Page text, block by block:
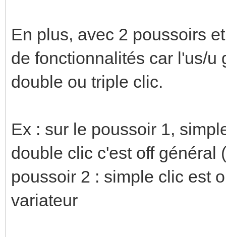
En plus, avec 2 poussoirs
de fonctionnalités car l'us/
double ou triple clic.
Ex : sur le poussoir 1,
double clic c'est off général
poussoir 2 : simple clic est
variateur